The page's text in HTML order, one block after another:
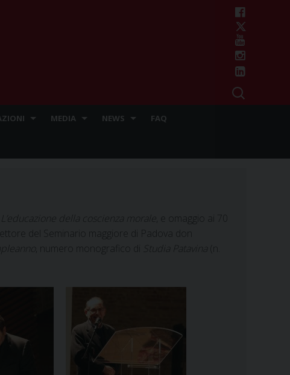
MEDIA NEWS FAQ
L’educazione della coscienza morale
, e omaggio ai 70
del Seminario maggiore di Padova don
, numero monografico di Studia Patavina
(n.